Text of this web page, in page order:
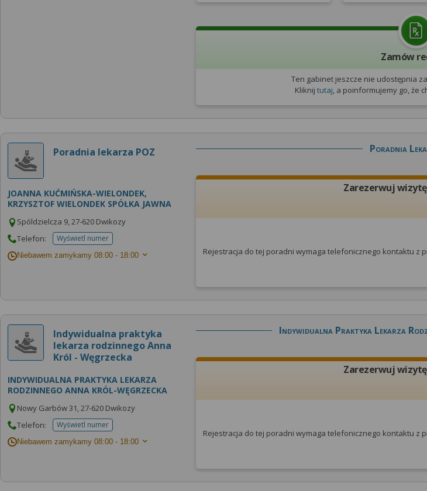
Zamów
Ten gabinet jeszcze nie udostępnia
Kliknijtutaj, a poinformujemy go, że
Poradnia lekarza POZ
JOANNA KUĆMIŃSKA-WIELONDEK,
KRZYSZTOF WIELONDEK SPÓŁKA JAWNA
Spóldzielcza 9, 27-620 Dwikozy
Telefon:
Wyświetl numertelefonu do placowki
Niebawem zamykamy 08:00 - 18:00
Poradnia
Zarezerwuj
Rejestracja do tej poradni wymaga telefonicznego kontaktu z
Indywidualna praktyka
lekarza rodzinnego Anna
Król - Węgrzecka
INDYWIDUALNA PRAKTYKA LEKARZA
RODZINNEGO ANNA KRÓL-WĘGRZECKA
Nowy Garbów 31, 27-620 Dwikozy
Telefon:
Wyświetl numertelefonu do placowki
Niebawem zamykamy 08:00 - 18:00
Indywidualna Praktyka Lekarza
Zarezerwuj
Rejestracja do tej poradni wymaga telefonicznego kontaktu z